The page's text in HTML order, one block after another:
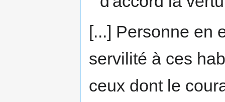
[...] Personne en
servilité à ces
ceux dont le